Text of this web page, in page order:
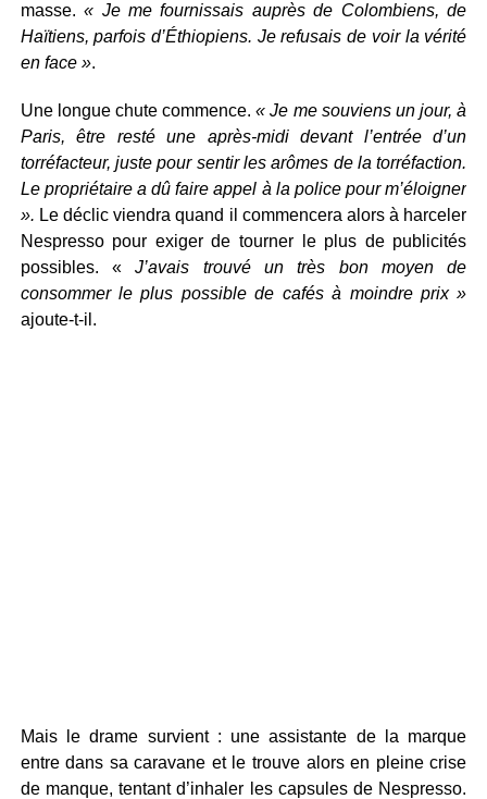
masse.« Je me fournissais auprès de Colombiens, de
Haïtiens, parfois d’Éthiopiens. Je refusais de voir la vérité
en face ».
Une longue chute commence.« Je me souviens un jour, à
Paris, être resté une après-midi devant l’entrée d’un
torréfacteur, juste pour sentir les arômes de la torréfaction.
Le propriétaire a dû faire appel à la police pour m’éloigner
». Le déclic viendra quand il commencera alors à harceler
Nespresso pour exiger de tourner le plus de publicités
possibles. « J’avais trouvé un très bon moyen de
consommer le plus possible de cafés à moindre prix »
ajoute-t-il.
Mais le drame survient : une assistante de la marque
entre dans sa caravane et le trouve alors en pleine crise
de manque, tentant d’inhaler les capsules de Nespresso.